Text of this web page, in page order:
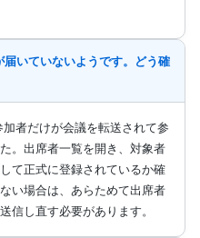
いていないようです。どう確
者だけが会議を転送されて参
。出席者一覧を開き、対象者
て正式に登録されているか確
い場合は、あらためて出席者
信し直す必要があります。